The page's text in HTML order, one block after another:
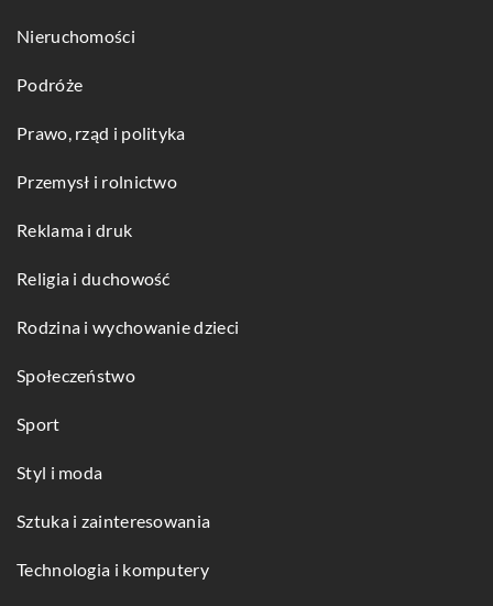
Nieruchomości
Podróże
Prawo, rząd i polityka
Przemysł i rolnictwo
Reklama i druk
Religia i duchowość
Rodzina i wychowanie dzieci
Społeczeństwo
Sport
Styl i moda
Sztuka i zainteresowania
Technologia i komputery